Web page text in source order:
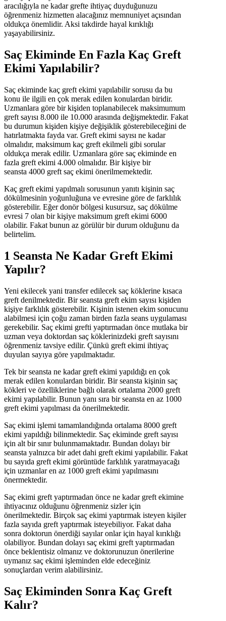
aracılığıyla ne kadar grefte ihtiyaç duyduğunuzu
öğrenmeniz hizmetten alacağınız memnuniyet açısından
oldukça önemlidir. Aksi takdirde hayal kırıklığı
yaşayabilirsiniz.
Saç Ekiminde En Fazla Kaç Greft
Ekimi Yapılabilir?
Saç ekiminde kaç greft ekimi yapılabilir sorusu da bu
konu ile ilgili en çok merak edilen konulardan biridir.
Uzmanlara göre bir kişiden toplanabilecek maksimumum
greft sayısı 8.000 ile 10.000 arasında değişmektedir. Fakat
bu durumun kişiden kişiye değişiklik gösterebileceğini de
hatırlatmakta fayda var. Greft ekimi sayısı ne kadar
olmalıdır, maksimum kaç greft ekilmeli gibi sorular
oldukça merak edilir. Uzmanlara göre saç ekiminde en
fazla greft ekimi 4.000 olmalıdır. Bir kişiye bir
seansta 4000 greft saç ekimi önerilmemektedir.
Kaç greft ekimi yapılmalı sorusunun yanıtı kişinin saç
dökülmesinin yoğunluğuna ve evresine göre de farklılık
gösterebilir. Eğer donör bölgesi kusursuz, saç dökülme
evresi 7 olan bir kişiye maksimum greft ekimi 6000
olabilir. Fakat bunun az görülür bir durum olduğunu da
belirtelim.
1 Seansta Ne Kadar Greft Ekimi
Yapılır?
Yeni ekilecek yani transfer edilecek saç köklerine kısaca
greft denilmektedir. Bir seansta greft ekim sayısı kişiden
kişiye farklılık gösterebilir. Kişinin istenen ekim sonucunu
alabilmesi için çoğu zaman birden fazla seans uygulaması
gerekebilir. Saç ekimi grefti yaptırmadan önce mutlaka bir
uzman veya doktordan saç köklerinizdeki greft sayısını
öğrenmeniz tavsiye edilir. Çünkü greft ekimi ihtiyaç
duyulan sayıya göre yapılmaktadır.
Tek bir seansta ne kadar greft ekimi yapıldığı en çok
merak edilen konulardan biridir. Bir seansta kişinin saç
kökleri ve özelliklerine bağlı olarak ortalama 2000 greft
ekimi yapılabilir. Bunun yanı sıra bir seansta en az 1000
greft ekimi yapılması da önerilmektedir.
Saç ekimi işlemi tamamlandığında ortalama 8000 greft
ekimi yapıldığı bilinmektedir. Saç ekiminde greft sayısı
için alt bir sınır bulunmamaktadır. Bundan dolayı bir
seansta yalnızca bir adet dahi greft ekimi yapılabilir. Fakat
bu sayıda greft ekimi görüntüde farklılık yaratmayacağı
için uzmanlar en az 1000 greft ekimi yapılmasını
önermektedir.
Saç ekimi greft yaptırmadan önce ne kadar greft ekimine
ihtiyacınız olduğunu öğrenmeniz sizler için
önerilmektedir. Birçok saç ekimi yaptırmak isteyen kişiler
fazla sayıda greft yaptırmak isteyebiliyor. Fakat daha
sonra doktorun önerdiği sayılar onlar için hayal kırıklığı
olabiliyor. Bundan dolayı saç ekimi greft yaptırmadan
önce beklentisiz olmanız ve doktorunuzun önerilerine
uymanız saç ekimi işleminden elde edeceğiniz
sonuçlardan verim alabilirsiniz.
Saç Ekiminden Sonra Kaç Greft
Kalır?